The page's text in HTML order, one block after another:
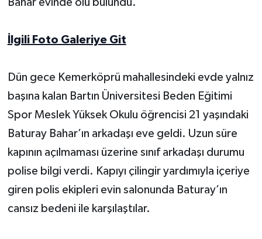
İlgili Foto Galeriye Git
Dün gece Kemerköprü mahallesindeki evde yalnız
başına kalan Bartın Üniversitesi Beden Eğitimi
Spor Meslek Yüksek Okulu öğrencisi 21 yaşındaki
Baturay Bahar’ın arkadaşı eve geldi. Uzun süre
kapının açılmaması üzerine sınıf arkadaşı durumu
polise bilgi verdi. Kapıyı çilingir yardımıyla içeriye
giren polis ekipleri evin salonunda Baturay’ın
cansız bedeni ile karşılaştılar.